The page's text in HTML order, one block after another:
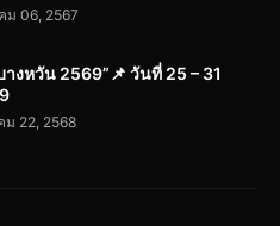
ม 06, 2567
างหวัน 2569”📌 วันที่ 25 – 31
22, 2568